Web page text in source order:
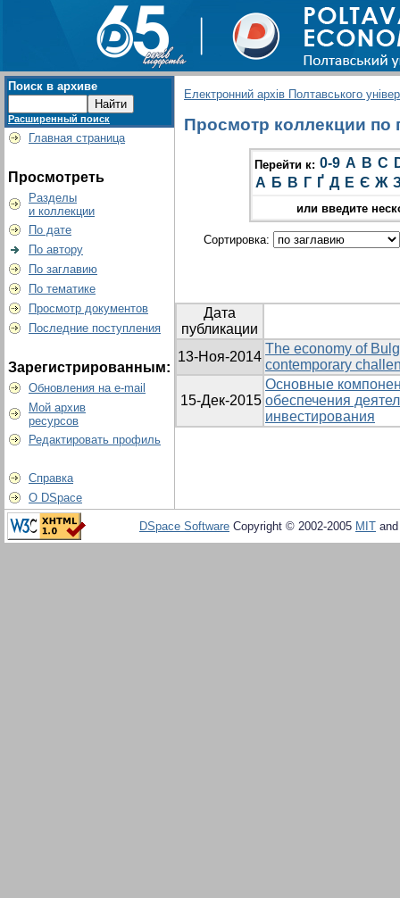
Поиск в архиве
Расширенный поиск
Главная страница
Просмотреть
Разделы
и коллекции
По дате
По автору
По заглавию
По тематике
Просмотр документов
Последние поступления
Зарегистрированным:
Обновления на e-mail
Мой архив
ресурсов
Редактировать профиль
Справка
О DSpace
Електронний архів Полтавського
Просмотр коллекции по
Перейти к: 0-9 A B C
А Б В Г Ґ Д Е Є Ж
или введите
Сортировка:
Дата
публикации
13-Ноя-2014
The economy of
contemporary
15-Дек-2015
Основные
обеспечения
инвестирования
DSpace Software Copyright © 2002-2005 MIT